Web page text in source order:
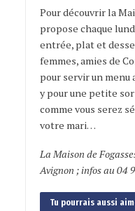
Pour découvrir la
propose chaque
entrée, plat et
femmes, amies de
pour servir un
y pour une petite
comme vous serez
votre mari…
La Maison de
Avignon ; infos au 04
Tu pourrais aussi